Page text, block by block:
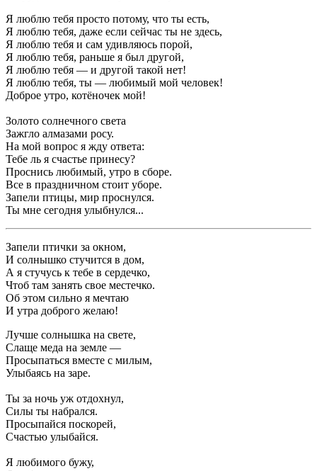
Я люблю тебя просто потому, что ты есть,
Я люблю тебя, даже если сейчас ты не здесь,
Я люблю тебя и сам удивляюсь порой,
Я люблю тебя, раньше я был другой,
Я люблю тебя — и другой такой нет!
Я люблю тебя, ты — любимый мой человек!
Доброе утро, котёночек мой!
Золото солнечного света
Зажгло алмазами росу.
На мой вопрос я жду ответа:
Тебе ль я счастье принесу?
Проснись любимый, утро в сборе.
Все в праздничном стоит уборе.
Запели птицы, мир проснулся.
Ты мне сегодня улыбнулся...
Запели птички за окном,
И солнышко стучится в дом,
А я стучусь к тебе в сердечко,
Чтоб там занять свое местечко.
Об этом сильно я мечтаю
И утра доброго желаю!
Лучше солнышка на свете,
Слаще меда на земле —
Просыпаться вместе с милым,
Улыбаясь на заре.
Ты за ночь уж отдохнул,
Силы ты набрался.
Просыпайся поскорей,
Счастью улыбайся.
Я любимого бужу,